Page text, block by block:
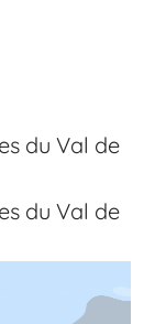
du Val de
du Val de